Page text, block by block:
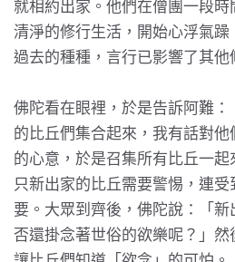
就相約出家。他們在僧團一段
清淨的修行生活，開始心浮氣
過去的種種，言行已影響了其他
佛陀看在眼裡，於是告訴阿難
的比丘們集合起來，我有話對
的心意，於是召集所有比丘一
只新出家的比丘需要警惕，連
要。大眾到齊後，佛陀說：「
否還掛念著世俗的欲樂呢？」然